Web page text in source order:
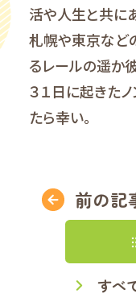
活や人生と共に
札幌や東京など
るレールの遥か
３１日に起きた
たら幸い。
前の記
すべ